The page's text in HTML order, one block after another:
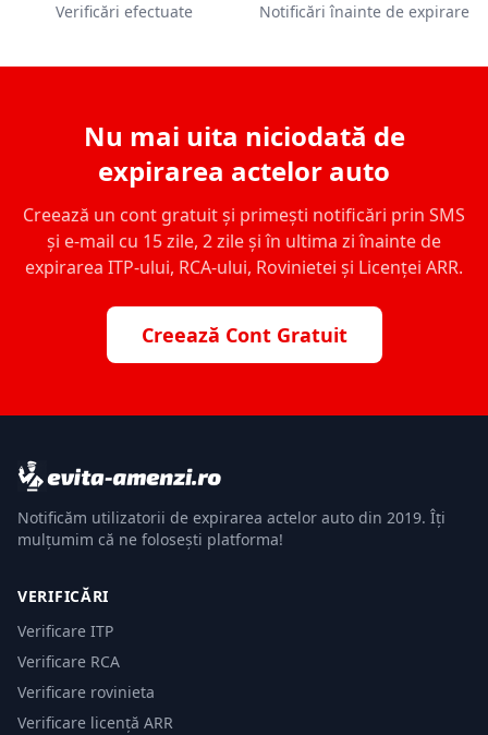
Verificări efectuate Notificări înainte de expirare
Nu mai uita niciodată de
expirarea actelor auto
Creează un cont gratuit și primești notificări prin SMS
și e-mail cu 15 zile, 2 zile și în ultima zi înainte de
expirarea ITP-ului, RCA-ului, Rovinietei și Licenței ARR.
Creează Cont Gratuit
Notificăm utilizatorii de expirarea actelor auto din 2019. Îți
mulțumim că ne folosești platforma!
VERIFICĂRI
Verificare ITP
Verificare RCA
Verificare rovinieta
Verificare licență ARR